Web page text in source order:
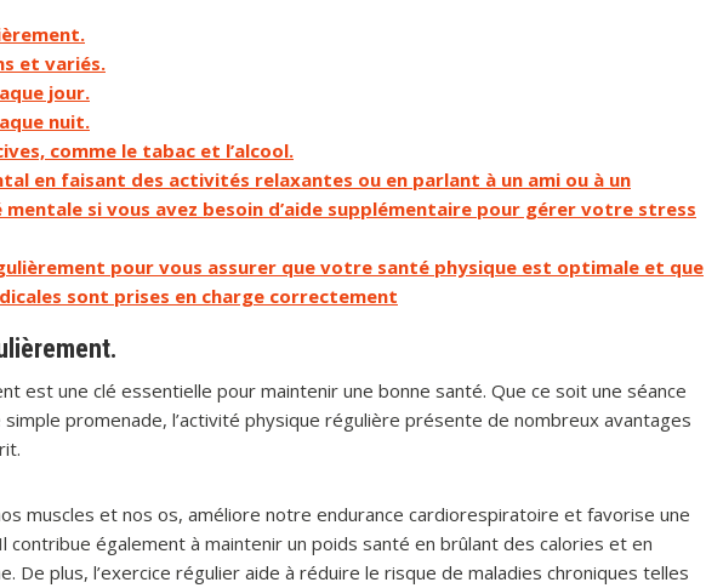
et variés.
jour.
nuit.
comme le tabac et l’alcool.
en faisant des activités relaxantes ou en parlant à un ami ou à un
si vous avez besoin d’aide supplémentaire pour gérer votre stress
pour vous assurer que votre santé physique est optimale et que
sont prises en charge correctement
est une clé essentielle pour maintenir une bonne santé. Que ce soit une séance
promenade, l’activité physique régulière présente de nombreux avantages
muscles et nos os, améliore notre endurance cardiorespiratoire et favorise une
contribue également à maintenir un poids santé en brûlant des calories et en
De plus, l’exercice régulier aide à réduire le risque de maladies chroniques telles